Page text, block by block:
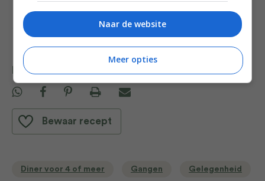
Credits Recepten Eke Mariën Fotografie Jeroen Niezen
Deel dit recept
Bewaar recept
Diner voor 4 of meer Gangen Gelegenheid
Naar de website
Meer opties